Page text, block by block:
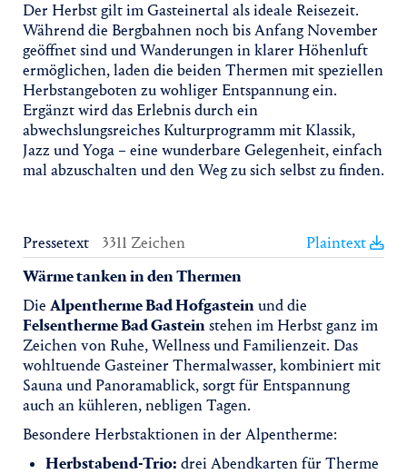
Der Herbst gilt im Gasteinertal als ideale Reisezeit.
Während die Bergbahnen noch bis Anfang November
geöffnet sind und Wanderungen in klarer Höhenluft
ermöglichen, laden die beiden Thermen mit speziellen
Herbstangeboten zu wohliger Entspannung ein.
Ergänzt wird das Erlebnis durch ein
abwechslungsreiches Kulturprogramm mit Klassik,
Jazz und Yoga – eine wunderbare Gelegenheit, einfach
mal abzuschalten und den Weg zu sich selbst zu finden.
Pressetext 3311 Zeichen
Plaintext
Wärme tanken in den Thermen
Die Alpentherme Bad Hofgasteinund die
Felsentherme Bad Gasteinstehen im Herbst ganz im
Zeichen von Ruhe, Wellness und Familienzeit. Das
wohltuende Gasteiner Thermalwasser, kombiniert mit
Sauna und Panoramablick, sorgt für Entspannung
auch an kühleren, nebligen Tagen.
Besondere Herbstaktionen in der Alpentherme:
Herbstabend-Trio: drei Abendkarten für Therme